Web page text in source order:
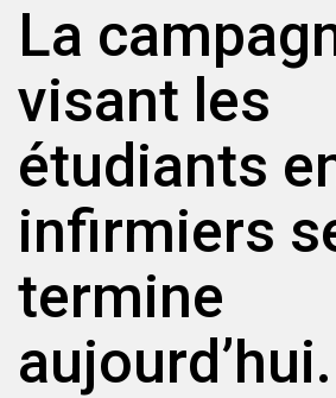
La
visant les
étudiants
infirmiers
termine
aujourd’hui.